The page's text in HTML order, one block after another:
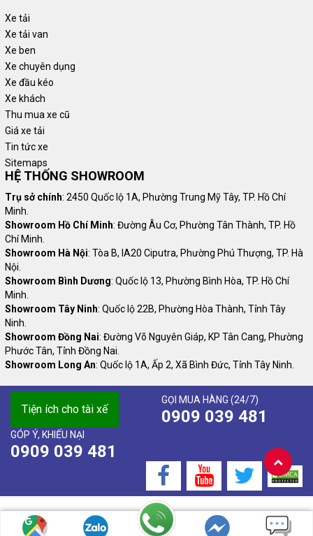
Xe tải
Xe tải van
Xe ben
Xe chuyên dụng
Xe đầu kéo
Xe khách
Thu mua xe cũ
Giá xe tải
Tin tức xe
Sitemaps
HỆ THỐNG SHOWROOM
Trụ sở chính: 2450 Quốc lộ 1A, Phường Trung Mỹ Tây, TP. Hồ Chí
Minh.
Showroom Hồ Chí Minh: Đường Âu Cơ, Phường Tân Thành, TP. Hồ
Chí Minh.
Showroom Hà Nội: Tòa B, IA20 Ciputra, Phường Phú Thượng, TP. Hà
Nội.
Showroom Bình Dương: Quốc lộ 13, Phường Bình Hòa, TP. Hồ Chí
Minh.
Showroom Tây Ninh: Quốc lộ 22B, Phường Hòa Thành, Tỉnh Tây
Ninh.
Showroom Đồng Nai: Đường Võ Nguyên Giáp, KP Tân Cang, Phường
Phước Tân, Tỉnh Đồng Nai.
Showroom Long An: Quốc lộ 1A, Ấp 2, Xã Bình Đức, Tỉnh Tây Ninh.
Tiện ích cho tài xế
GỌI MUA HÀNG (24/7)
0909 039 481
GÓP Ý, KHIẾU NẠI
0909 039 481
Bản quyền thuộc Công ty Cổ phần Thương mại và Dịch vụ An